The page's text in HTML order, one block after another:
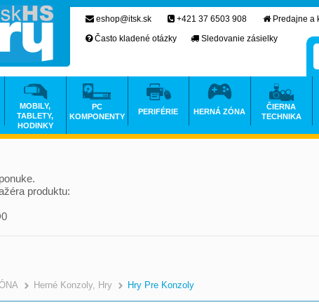
produktu:
Herné Konzoly, Hry Hry Pre Konzoly
eshop@itsk.sk +421 37 6503 908
Predajne a
Často kladené otázky
Sledovanie zásielky
MOBILY,
TABLETY,
HODINKY
PC
KOMPONENTY
PERIFÉRIE HERNÁ ZÓNA
ČIERNA
TECHNIKA